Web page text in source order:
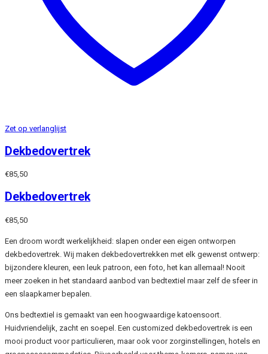
Zet op verlanglijst
Dekbedovertrek
€85,50
Dekbedovertrek
€85,50
Een droom wordt werkelijkheid: slapen onder een eigen ontworpen
dekbedovertrek. Wij maken dekbedovertrekken met elk gewenst ontwerp:
bijzondere kleuren, een leuk patroon, een foto, het kan allemaal! Nooit
meer zoeken in het standaard aanbod van bedtextiel maar zelf de sfeer in
een slaapkamer bepalen.
Ons bedtextiel is gemaakt van een hoogwaardige katoensoort.
Huidvriendelijk, zacht en soepel. Een customized dekbedovertrek is een
mooi product voor particulieren, maar ook voor zorginstellingen, hotels en